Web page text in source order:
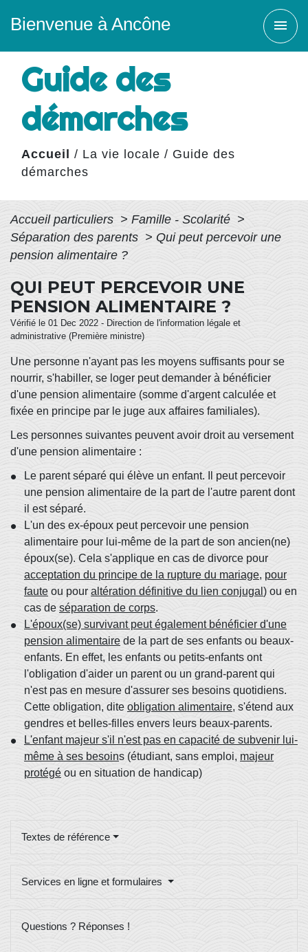
Bienvenue à Ancône menu
Guide des
démarches
Accueil / La vie locale / Guide des
démarches
Accueil particuliers > Famille - Scolarité >
Séparation des parents > Qui peut percevoir une
pension alimentaire ?
QUI PEUT PERCEVOIR UNE
PENSION ALIMENTAIRE ?
Vérifié le 01 Dec 2022 - Direction de l'information légale et
administrative (Première ministre)
Une personne n'ayant pas les moyens suffisants pour se
nourrir, s'habiller, se loger peut demander à bénéficier
d'une pension alimentaire (somme d'argent calculée et
fixée en principe par le juge aux affaires familiales).
Les personnes suivantes peuvent avoir droit au versement
d'une pension alimentaire :
Le parent séparé qui élève un enfant. Il peut percevoir
une pension alimentaire de la part de l'autre parent dont
il est séparé.
L'un des ex-époux peut percevoir une pension
alimentaire pour lui-même de la part de son ancien(ne)
époux(se). Cela s'applique en cas de divorce pour
acceptation du principe de la rupture du mariage, pour
faute ou pour altération définitive du lien conjugal ) ou en
cas de séparation de corps.
L'époux(se) survivant peut également bénéficier d'une
pension alimentaire de la part de ses enfants ou beaux-
enfants. En effet, les enfants ou petits-enfants ont
l'obligation d'aider un parent ou un grand-parent qui
n'est pas en mesure d'assurer ses besoins quotidiens.
Cette obligation, dite obligation alimentaire, s'étend aux
gendres et belles-filles envers leurs beaux-parents.
L'enfant majeur s'il n'est pas en capacité de subvenir lui-
même à ses besoins (étudiant, sans emploi, majeur
protégé ou en situation de handicap)
Textes de référence
Services en ligne et formulaires
Questions ? Réponses !